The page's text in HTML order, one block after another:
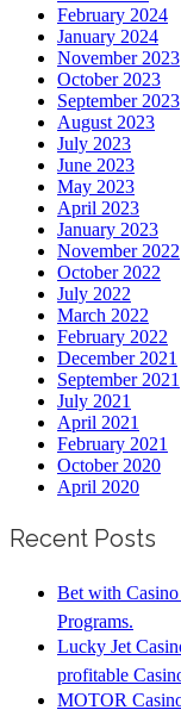
February 2024
January 2024
November 2023
October 2023
September 2023
August 2023
July 2023
June 2023
May 2023
April 2023
January 2023
November 2022
October 2022
July 2022
March 2022
February 2022
December 2021
September 2021
July 2021
April 2021
February 2021
October 2020
April 2020
Recent Posts
Bet with
Programs.
Lucky Jet
profitable
MOTOR